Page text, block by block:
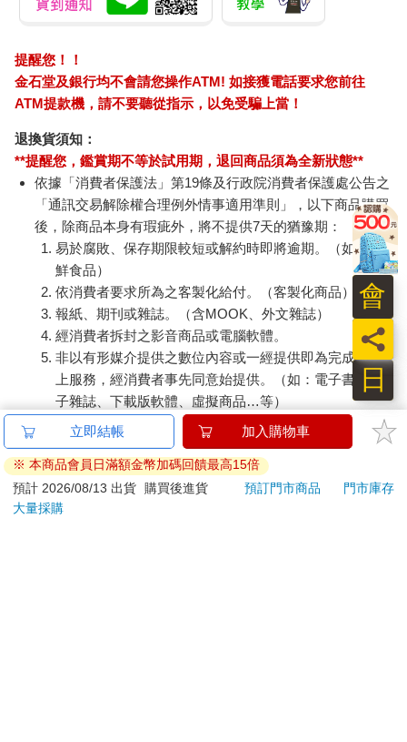
提醒您！！
金石堂及銀行均不會請您操作ATM! 如接獲電話要求您前往
ATM提款機，請不要聽從指示，以免受騙上當！
退換貨須知：
**提醒您，鑑賞期不等於試用期，退回商品須為全新狀態**
依據「消費者保護法」第19條及行政院消費者保護處公告之
「通訊交易解除權合理例外情事適用準則」，以下商品購買
後，除商品本身有瑕疵外，將不提供7天的猶豫期：
易於腐敗、保存期限較短或解約時即將逾期。（如：生
鮮食品）
依消費者要求所為之客製化給付。（客製化商品）
報紙、期刊或雜誌。（含MOOK、外文雜誌）
經消費者拆封之影音商品或電腦軟體。
非以有形媒介提供之數位內容或一經提供即為完成之線
上服務，經消費者事先同意始提供。（如：電子書、電
子雜誌、下載版軟體、虛擬商品…等）
已拆封之個人衛生用品。（如：內衣褲、刮鬍刀、除毛
刀…等）
若非上列種類商品，均享有到貨7天的猶豫期（含例假
日）。
辦理退換貨時，商品（組合商品恕無法接受單獨退貨）必須
立即結帳 加入購物車
※ 本商品會員日滿額金幣加碼回饋最高15倍
預計 2026/08/13 出貨
購買後進貨 預訂門市商品
門市庫存
大量採購
日
員
會